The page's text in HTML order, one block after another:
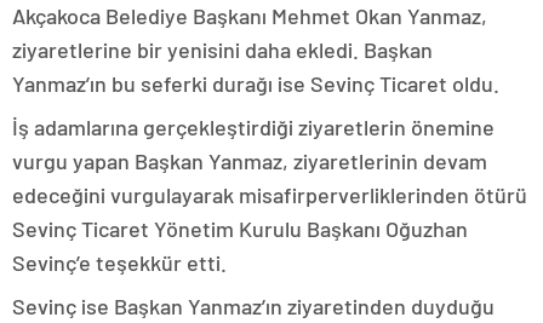
Akçakoca Belediye Başkanı Mehmet Okan Yanmaz,
ziyaretlerine bir yenisini daha ekledi. Başkan
Yanmaz’ın bu seferki durağı ise Sevinç Ticaret oldu.
İş adamlarına gerçekleştirdiği ziyaretlerin önemine
vurgu yapan Başkan Yanmaz, ziyaretlerinin devam
edeceğini vurgulayarak misafirperverliklerinden ötürü
Sevinç Ticaret Yönetim Kurulu Başkanı Oğuzhan
Sevinç’e teşekkür etti.
Sevinç ise Başkan Yanmaz’ın ziyaretinden duyduğu